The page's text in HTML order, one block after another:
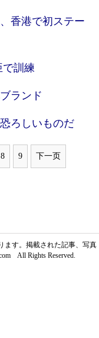
香港で初ステー
訓練
ランド
ろしいものだ
8 9 下一页
ます。掲載された記事、写真
All Rights Reserved.